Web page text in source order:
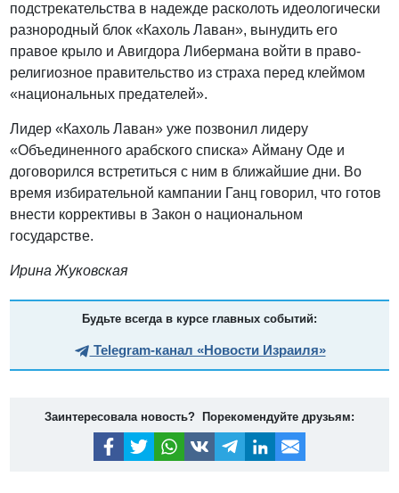
подстрекательства в надежде расколоть идеологически
разнородный блок «Кахоль Лаван», вынудить его
правое крыло и Авигдора Либермана войти в право-
религиозное правительство из страха перед клеймом
«национальных предателей».
Лидер «Кахоль Лаван» уже позвонил лидеру
«Объединенного арабского списка» Айману Оде и
договорился встретиться с ним в ближайшие дни. Во
время избирательной кампании Ганц говорил, что готов
внести коррективы в Закон о национальном
государстве.
Ирина Жуковская
Будьте всегда в курсе главных событий:
Telegram-канал «Новости Израиля»
Заинтересовала новость? Порекомендуйте друзьям: